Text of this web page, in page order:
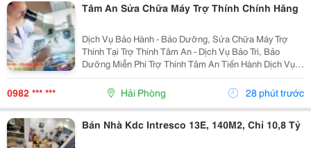
Tâm An Sửa Chữa Máy Trợ Thính Chính Hãng
Dịch Vụ Bảo Hành - Bảo Dưỡng, Sửa Chữa Máy Trợ
Thính Tại Trợ Thính Tâm An - Dịch Vụ Bảo Trì, Bảo
Dưỡng Miễn Phí Trợ Thính Tâm An Tiến Hành Dịch Vụ
Bảo Dưỡng, Vệ Sinh Sấy Khô Máy Trợ Thính Định Kì 3
Tháng/1 Lần Đối Với Tất Cả Các Thiêt Bị Trợ...
0982 *** *** Hải Phòng 28 phút trước
Bán Nhà Kdc Intresco 13E, 140M2, Chỉ 10,8 Tỷ